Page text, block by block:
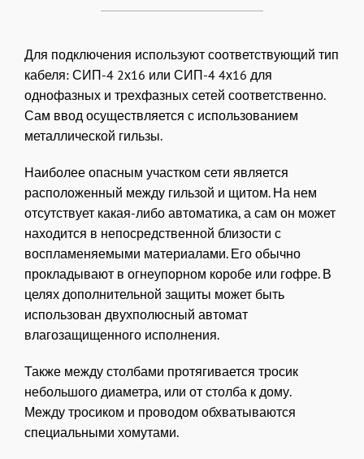
Для подключения используют соответствующий тип
кабеля: СИП-4 2х16 или СИП-4 4х16 для
однофазных и трехфазных сетей соответственно.
Сам ввод осуществляется с использованием
металлической гильзы.
Наиболее опасным участком сети является
расположенный между гильзой и щитом. На нем
отсутствует какая-либо автоматика, а сам он может
находится в непосредственной близости с
воспламеняемыми материалами. Его обычно
прокладывают в огнеупорном коробе или гофре. В
целях дополнительной защиты может быть
использован двухполюсный автомат
влагозащищенного исполнения.
Также между столбами протягивается тросик
небольшого диаметра, или от столба к дому.
Между тросиком и проводом обхватываются
специальными хомутами.